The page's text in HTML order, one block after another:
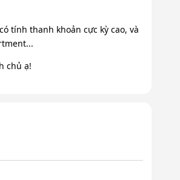
tính thanh khoản cực kỳ cao, và
chủ ạ!